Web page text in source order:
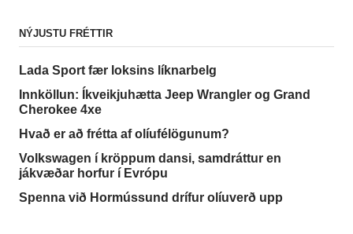
NÝJUSTU FRÉTTIR
Lada Sport fær loksins líknarbelg
Innköllun: Íkveikjuhætta Jeep Wrangler og Grand
Cherokee 4xe
Hvað er að frétta af olíufélögunum?
Volkswagen í kröppum dansi, samdráttur en
jákvæðar horfur í Evrópu
Spenna við Hormússund drífur olíuverð upp